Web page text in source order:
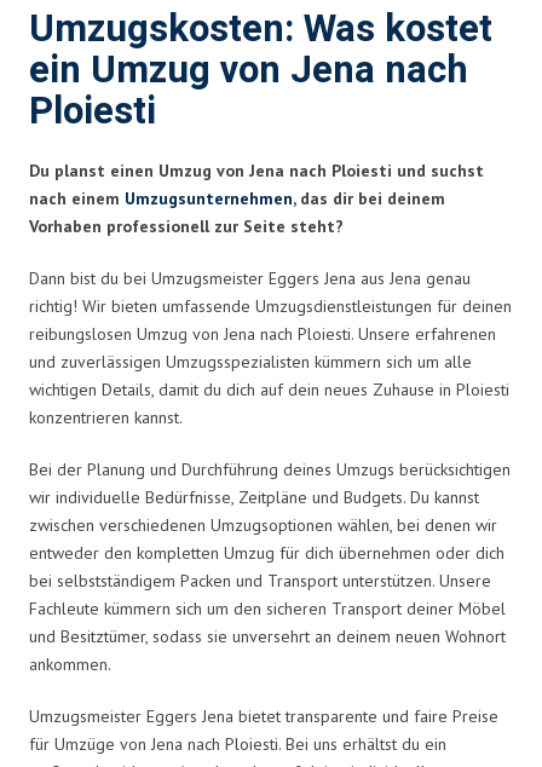
Umzugskosten: Was kostet
ein Umzug von Jena nach
Ploiesti
Du planst einen Umzug von Jena nach Ploiesti und suchst
nach einem Umzugsunternehmen, das dir bei deinem
Vorhaben professionell zur Seite steht?
Dann bist du bei Umzugsmeister Eggers Jena aus Jena genau
richtig! Wir bieten umfassende Umzugsdienstleistungen für deinen
reibungslosen Umzug von Jena nach Ploiesti. Unsere erfahrenen
und zuverlässigen Umzugsspezialisten kümmern sich um alle
wichtigen Details, damit du dich auf dein neues Zuhause in Ploiesti
konzentrieren kannst.
Bei der Planung und Durchführung deines Umzugs berücksichtigen
wir individuelle Bedürfnisse, Zeitpläne und Budgets. Du kannst
zwischen verschiedenen Umzugsoptionen wählen, bei denen wir
entweder den kompletten Umzug für dich übernehmen oder dich
bei selbstständigem Packen und Transport unterstützen. Unsere
Fachleute kümmern sich um den sicheren Transport deiner Möbel
und Besitztümer, sodass sie unversehrt an deinem neuen Wohnort
ankommen.
Umzugsmeister Eggers Jena bietet transparente und faire Preise
für Umzüge von Jena nach Ploiesti. Bei uns erhältst du ein